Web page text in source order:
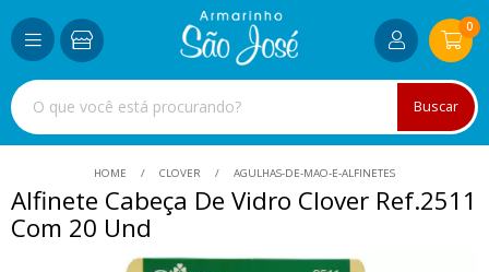
Buscar
0
HOME CLOVER AGULHAS-DE-MAO-E-ALFINETES
Alfinete Cabeça De Vidro Clover Ref.2511
Com 20 Und